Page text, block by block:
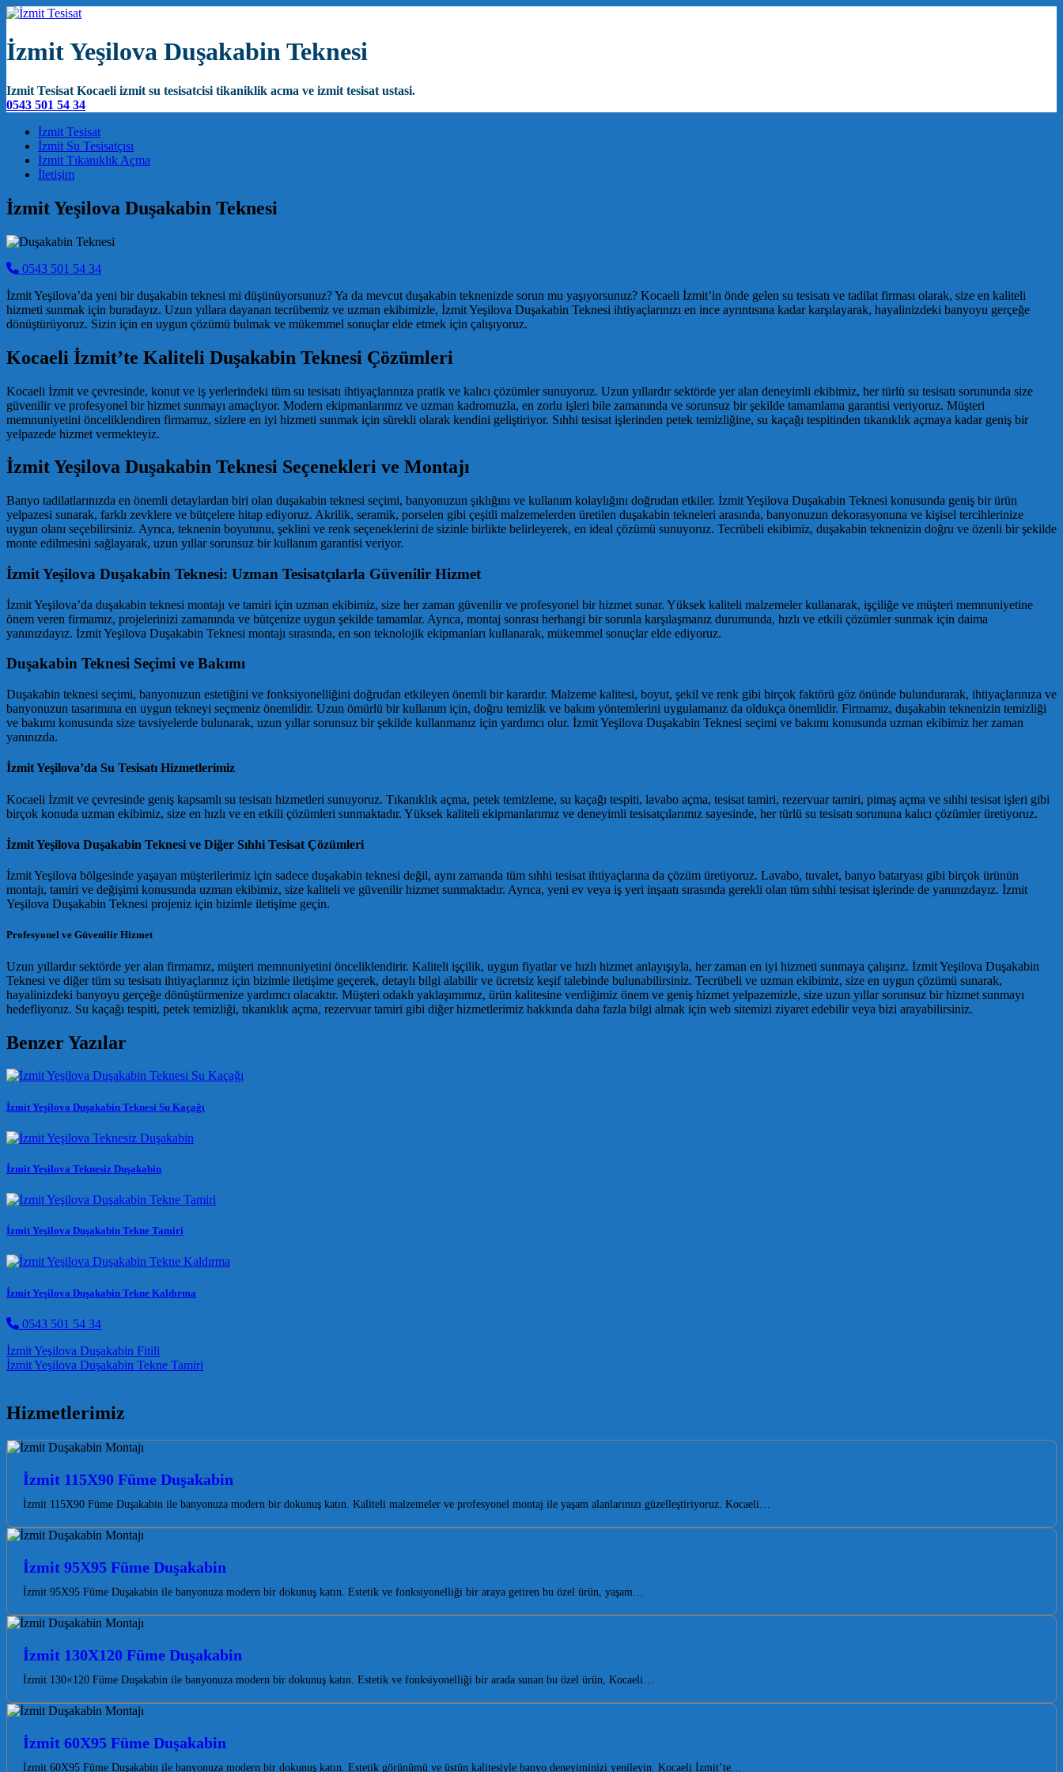
İzmit Yeşilova Duşakabin Teknesi
Izmit Tesisat Kocaeli izmit su tesisatcisi tikaniklik acma ve izmit tesisat ustasi.
0543 501 54 34
Main Navigation
İzmit Tesisat
İzmit Su Tesisatçısı
İzmit Tıkanıklık Açma
İletişim
İzmit Yeşilova Duşakabin Teknesi
0543 501 54 34
İzmit Yeşilova’da yeni bir duşakabin teknesi mi düşünüyorsunuz? Ya da mevcut duşakabin teknenizde sorun mu yaşıyorsunuz? Kocaeli İzmit’in önde gelen su tesisatı ve tadilat firması olarak, size en kaliteli
hizmeti sunmak için buradayız. Uzun yıllara dayanan tecrübemiz ve uzman ekibimizle, İzmit Yeşilova Duşakabin Teknesi ihtiyaçlarınızı en ince ayrıntısına kadar karşılayarak, hayalinizdeki banyoyu gerçeğe
dönüştürüyoruz. Sizin için en uygun çözümü bulmak ve mükemmel sonuçlar elde etmek için çalışıyoruz.
Kocaeli İzmit’te Kaliteli Duşakabin Teknesi Çözümleri
Kocaeli İzmit ve çevresinde, konut ve iş yerlerindeki tüm su tesisatı ihtiyaçlarınıza pratik ve kalıcı çözümler sunuyoruz. Uzun yıllardır sektörde yer alan deneyimli ekibimiz, her türlü su tesisatı sorununda size
güvenilir ve profesyonel bir hizmet sunmayı amaçlıyor. Modern ekipmanlarımız ve uzman kadromuzla, en zorlu işleri bile zamanında ve sorunsuz bir şekilde tamamlama garantisi veriyoruz. Müşteri
memnuniyetini önceliklendiren firmamız, sizlere en iyi hizmeti sunmak için sürekli olarak kendini geliştiriyor. Sıhhi tesisat işlerinden petek temizliğine, su kaçağı tespitinden tıkanıklık açmaya kadar geniş bir
yelpazede hizmet vermekteyiz.
İzmit Yeşilova Duşakabin Teknesi Seçenekleri ve Montajı
Banyo tadilatlarınızda en önemli detaylardan biri olan duşakabin teknesi seçimi, banyonuzun şıklığını ve kullanım kolaylığını doğrudan etkiler. İzmit Yeşilova Duşakabin Teknesi konusunda geniş bir ürün
yelpazesi sunarak, farklı zevklere ve bütçelere hitap ediyoruz. Akrilik, seramik, porselen gibi çeşitli malzemelerden üretilen duşakabin tekneleri arasında, banyonuzun dekorasyonuna ve kişisel tercihlerinize
uygun olanı seçebilirsiniz. Ayrıca, teknenin boyutunu, şeklini ve renk seçeneklerini de sizinle birlikte belirleyerek, en ideal çözümü sunuyoruz. Tecrübeli ekibimiz, duşakabin teknenizin doğru ve özenli bir şekilde
monte edilmesini sağlayarak, uzun yıllar sorunsuz bir kullanım garantisi veriyor.
İzmit Yeşilova Duşakabin Teknesi: Uzman Tesisatçılarla Güvenilir Hizmet
İzmit Yeşilova’da duşakabin teknesi montajı ve tamiri için uzman ekibimiz, size her zaman güvenilir ve profesyonel bir hizmet sunar. Yüksek kaliteli malzemeler kullanarak, işçiliğe ve müşteri memnuniyetine
önem veren firmamız, projelerinizi zamanında ve bütçenize uygun şekilde tamamlar. Ayrıca, montaj sonrası herhangi bir sorunla karşılaşmanız durumunda, hızlı ve etkili çözümler sunmak için daima
yanınızdayız. İzmit Yeşilova Duşakabin Teknesi montajı sırasında, en son teknolojik ekipmanları kullanarak, mükemmel sonuçlar elde ediyoruz.
Duşakabin Teknesi Seçimi ve Bakımı
Duşakabin teknesi seçimi, banyonuzun estetiğini ve fonksiyonelliğini doğrudan etkileyen önemli bir karardır. Malzeme kalitesi, boyut, şekil ve renk gibi birçok faktörü göz önünde bulundurarak, ihtiyaçlarınıza ve
banyonuzun tasarımına en uygun tekneyi seçmeniz önemlidir. Uzun ömürlü bir kullanım için, doğru temizlik ve bakım yöntemlerini uygulamanız da oldukça önemlidir. Firmamız, duşakabin teknenizin temizliği
ve bakımı konusunda size tavsiyelerde bulunarak, uzun yıllar sorunsuz bir şekilde kullanmanız için yardımcı olur. İzmit Yeşilova Duşakabin Teknesi seçimi ve bakımı konusunda uzman ekibimiz her zaman
yanınızda.
İzmit Yeşilova’da Su Tesisatı Hizmetlerimiz
Kocaeli İzmit ve çevresinde geniş kapsamlı su tesisatı hizmetleri sunuyoruz. Tıkanıklık açma, petek temizleme, su kaçağı tespiti, lavabo açma, tesisat tamiri, rezervuar tamiri, pimaş açma ve sıhhi tesisat işleri gibi
birçok konuda uzman ekibimiz, size en hızlı ve en etkili çözümleri sunmaktadır. Yüksek kaliteli ekipmanlarımız ve deneyimli tesisatçılarımız sayesinde, her türlü su tesisatı sorununa kalıcı çözümler üretiyoruz.
İzmit Yeşilova Duşakabin Teknesi ve Diğer Sıhhi Tesisat Çözümleri
İzmit Yeşilova bölgesinde yaşayan müşterilerimiz için sadece duşakabin teknesi değil, aynı zamanda tüm sıhhi tesisat ihtiyaçlarına da çözüm üretiyoruz. Lavabo, tuvalet, banyo bataryası gibi birçok ürünün
montajı, tamiri ve değişimi konusunda uzman ekibimiz, size kaliteli ve güvenilir hizmet sunmaktadır. Ayrıca, yeni ev veya iş yeri inşaatı sırasında gerekli olan tüm sıhhi tesisat işlerinde de yanınızdayız. İzmit
Yeşilova Duşakabin Teknesi projeniz için bizimle iletişime geçin.
Profesyonel ve Güvenilir Hizmet
Uzun yıllardır sektörde yer alan firmamız, müşteri memnuniyetini önceliklendirir. Kaliteli işçilik, uygun fiyatlar ve hızlı hizmet anlayışıyla, her zaman en iyi hizmeti sunmaya çalışırız. İzmit Yeşilova Duşakabin
Teknesi ve diğer tüm su tesisatı ihtiyaçlarınız için bizimle iletişime geçerek, detaylı bilgi alabilir ve ücretsiz keşif talebinde bulunabilirsiniz. Tecrübeli ve uzman ekibimiz, size en uygun çözümü sunarak,
hayalinizdeki banyoyu gerçeğe dönüştürmenize yardımcı olacaktır. Müşteri odaklı yaklaşımımız, ürün kalitesine verdiğimiz önem ve geniş hizmet yelpazemizle, size uzun yıllar sorunsuz bir hizmet sunmayı
hedefliyoruz. Su kaçağı tespiti, petek temizliği, tıkanıklık açma, rezervuar tamiri gibi diğer hizmetlerimiz hakkında daha fazla bilgi almak için web sitemizi ziyaret edebilir veya bizi arayabilirsiniz.
Benzer Yazılar
İzmit Yeşilova Duşakabin Teknesi Su Kaçağı
İzmit Yeşilova Teknesiz Duşakabin
İzmit Yeşilova Duşakabin Tekne Tamiri
İzmit Yeşilova Duşakabin Tekne Kaldırma
0543 501 54 34
Post navigation
İzmit Yeşilova Duşakabin Fitili
İzmit Yeşilova Duşakabin Tekne Tamiri
Hizmetlerimiz
İzmit 115X90 Füme Duşakabin
İzmit 115X90 Füme Duşakabin ile banyonuza modern bir dokunuş katın. Kaliteli malzemeler ve profesyonel montaj ile yaşam alanlarınızı güzelleştiriyoruz. Kocaeli…
İzmit 95X95 Füme Duşakabin
İzmit 95X95 Füme Duşakabin ile banyonuza modern bir dokunuş katın. Estetik ve fonksiyonelliği bir araya getiren bu özel ürün, yaşam…
İzmit 130X120 Füme Duşakabin
İzmit 130×120 Füme Duşakabin ile banyonuza modern bir dokunuş katın. Estetik ve fonksiyonelliği bir arada sunan bu özel ürün, Kocaeli…
İzmit 60X95 Füme Duşakabin
İzmit 60X95 Füme Duşakabin ile banyonuza modern bir dokunuş katın. Estetik görünümü ve üstün kalitesiyle banyo deneyiminizi yenileyin. Kocaeli İzmit’te…